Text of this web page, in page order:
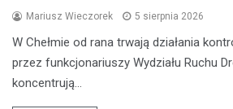
Mariusz Wieczorek 5 sierpnia 2026
W Chełmie od rana trwają działania
przez funkcjonariuszy Wydziału Ruchu
koncentrują…